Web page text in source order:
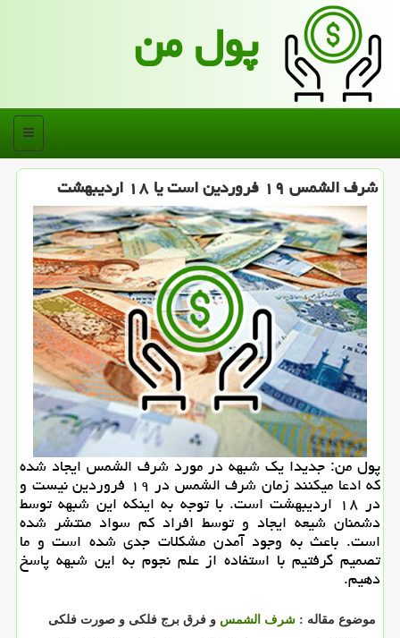
پول من
منو
شرف الشمس ۱۹ فروردین است یا ۱۸ اردیبهشت
پول من: جدیدا یك شبهه در مورد شرف الشمس ایجاد شده
كه ادعا میكنند زمان شرف الشمس در ۱۹ فروردین نیست و
در ۱۸ اردیبهشت است. با توجه به اینكه این شبهه توسط
دشمنان شیعه ایجاد و توسط افراد كم سواد منتشر شده
است. باعث به وجود آمدن مشكلات جدی شده است و ما
تصمیم گرفتیم با استفاده از علم نجوم به این شبهه پاسخ
دهیم.
موضوع مقاله : شرف الشمس و فرق برج فلکی و صورت فلکی